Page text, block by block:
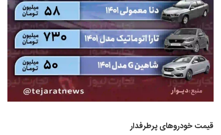
قیمت خودروهای پرطرفدار